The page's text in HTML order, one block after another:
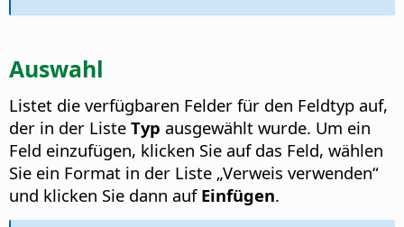
Auswahl
Listet die verfügbaren Felder für den Feldtyp auf,
der in der Liste Typ ausgewählt wurde. Um ein
Feld einzufügen, klicken Sie auf das Feld, wählen
Sie ein Format in der Liste „Verweis verwenden“
und klicken Sie dann auf Einfügen.